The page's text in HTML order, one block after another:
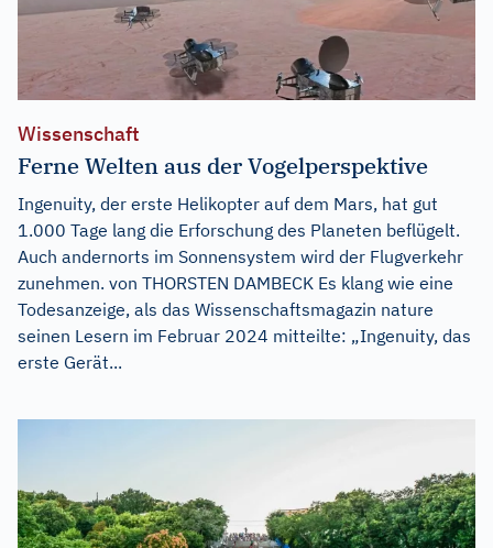
Wissenschaft
Ferne Welten aus der Vogelperspektive
Ingenuity, der erste Helikopter auf dem Mars, hat gut
1.000 Tage lang die Erforschung des Planeten beflügelt.
Auch andernorts im Sonnensystem wird der Flugverkehr
zunehmen. von THORSTEN DAMBECK Es klang wie eine
Todesanzeige, als das Wissenschaftsmagazin nature
seinen Lesern im Februar 2024 mitteilte: „Ingenuity, das
erste Gerät...